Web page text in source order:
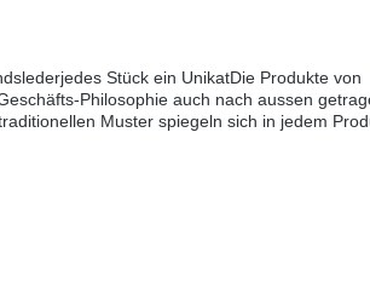
Stück ein UnikatDie Produkte
Philosophie auch nach aussen
Muster spiegeln sich in jedem